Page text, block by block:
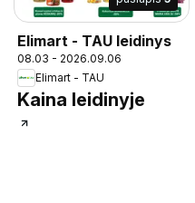
Elimart - TAU leidinys
08.03 - 2026.09.06
Elimart - TAU
Kaina leidinyje